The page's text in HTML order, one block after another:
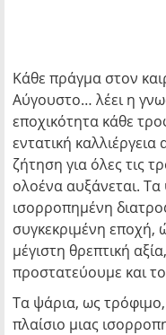
Κάθε πράγμα στον
Αύγουστο… λέει η
εποχικότητα κάθε
εντατική
ζήτηση για όλες τις
ολοένα αυξάνεται.
ισορροπημένη
συγκεκριμένη
μέγιστη θρεπτική
προστατεύουμε και
Τα ψάρια, ως
πλαίσιο μιας